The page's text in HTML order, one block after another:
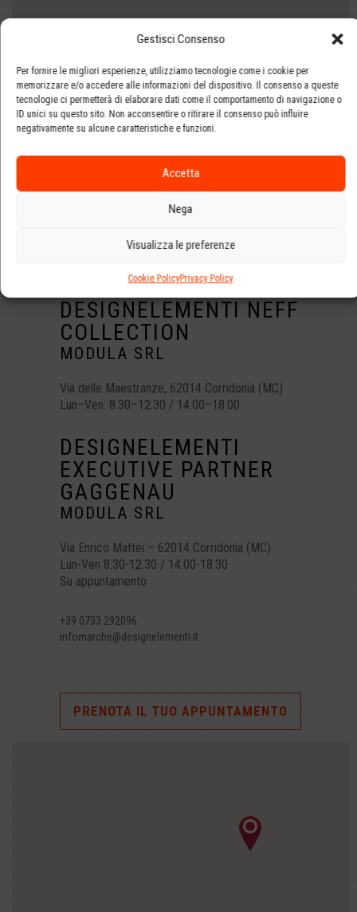
Gestisci Consenso
Per fornire le migliori esperienze, utilizziamo tecnologie come i cookie per
memorizzare e/o accedere alle informazioni del dispositivo. Il consenso a queste
tecnologie ci permetterà di elaborare dati come il comportamento di navigazione o
ID unici su questo sito. Non acconsentire o ritirare il consenso può influire
negativamente su alcune caratteristiche e funzioni.
Accetta
Nega
Visualizza le preferenze
Cookie PolicyPrivacy Policy
DESIGNELEMENTI NEFF
COLLECTION
MODULA SRL
Via delle Maestranze, 62014 Corridonia (MC)
Lun–Ven: 8.30–12.30 / 14.00–18.00
DESIGNELEMENTI
EXECUTIVE PARTNER
GAGGENAU
MODULA SRL
Via Enrico Mattei – 62014 Corridonia (MC)
Lun-Ven 8.30-12.30 / 14.00-18.30
Su appuntamento
+39 0733 292096
infomarche@designelementi.it
PRENOTA IL TUO APPUNTAMENTO